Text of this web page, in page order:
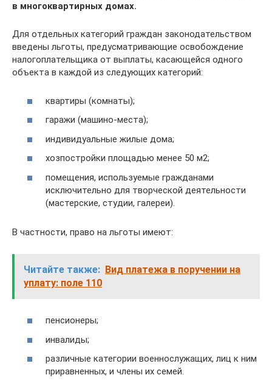
в многоквартирных домах.
Для отдельных категорий граждан законодательством
введены льготы, предусматривающие освобождение
налогоплательщика от выплаты, касающейся одного
объекта в каждой из следующих категорий:
квартиры (комнаты);
гаражи (машино-места);
индивидуальные жилые дома;
хозпостройки площадью менее 50 м2;
помещения, используемые гражданами
исключительно для творческой деятельности
(мастерские, студии, галереи).
В частности, право на льготы имеют:
Читайте также: Вид платежа в поручении на
уплату: поле 110
пенсионеры;
инвалиды;
различные категории военнослужащих, лиц к ним
приравненных, и члены их семей.